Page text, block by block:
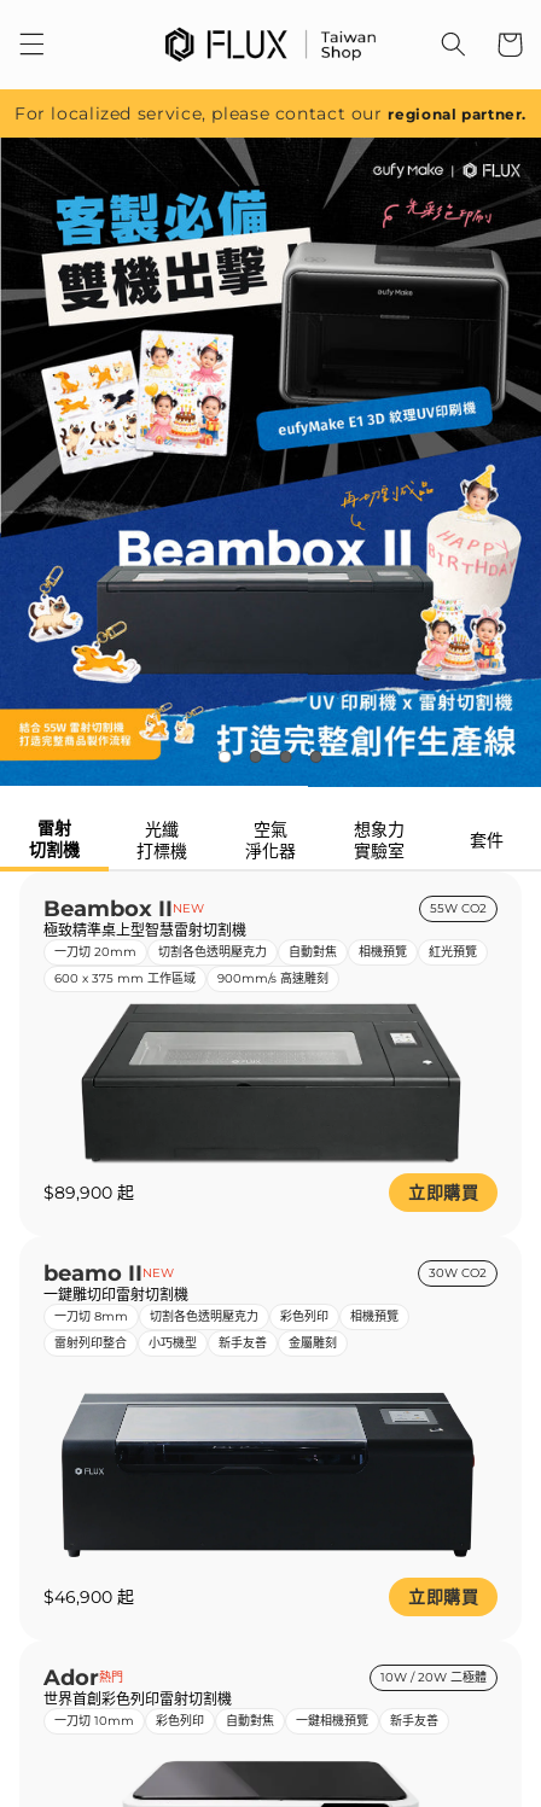
容
For localized service, please contact ourregional partner.
雷射
切割機
光纖
打標機
空氣
淨化器
想象力
實驗室
套件
Beambox IINEW 55W CO2
極致精準桌上型智慧雷射切割機
一刀切 20mm 切割各色透明壓克力 自動對焦 相機預覽
紅光預覽
600 x 375 mm 工作區域
900mm/s 高速雕刻
$89,900 起 立即購買
beamo IINEW 30W CO2
一鍵雕切印雷射切割機
一刀切 8mm 切割各色透明壓克力 彩色列印
相機預覽
雷射列印整合
小巧機型 新手友善 金屬雕刻
$46,900 起 立即購買
Ador熱門 10W / 20W 二極體
世界首創彩色列印雷射切割機
一刀切 10mm 彩色列印 自動對焦 一鍵相機預覽 新手友善